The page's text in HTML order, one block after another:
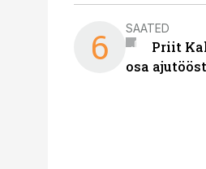
6 SAATED
Priit
osa ajutööst